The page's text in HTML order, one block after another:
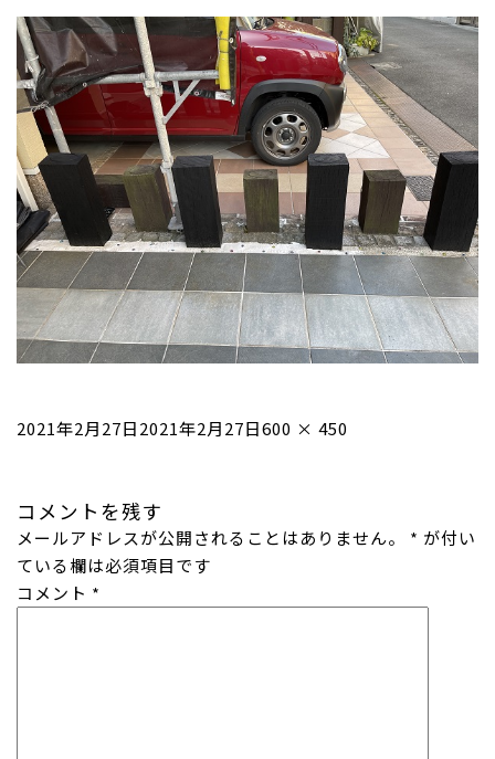
投
2021年2月27日2021年2月27日フ
ズ
600 × 450
コメントを残す
メールアドレスが公開されることはありません。 * が付い
ている欄は必須項目です
コメント *